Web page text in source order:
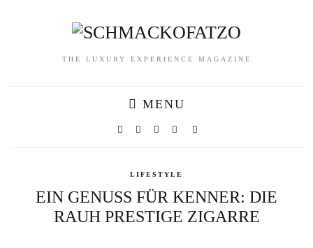
THE LUXURY EXPERIENCE MAGAZINE
MENU
LIFESTYLE
EIN GENUSS FÜR KENNER: DIE
RAUH PRESTIGE ZIGARRE